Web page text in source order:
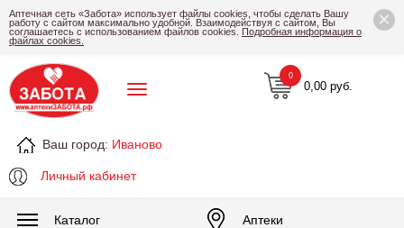
×
Аптечная сеть «Забота» использует файлы cookies, чтобы сделать Вашу
работу с сайтом максимально удобной. Взаимодействуя с сайтом, Вы
соглашаетесь с использованием файлов cookies. Подробная информация о
файлах cookies.
Ваш город: Иваново
Личный кабинет
0,00 руб.
0
Каталог Аптеки